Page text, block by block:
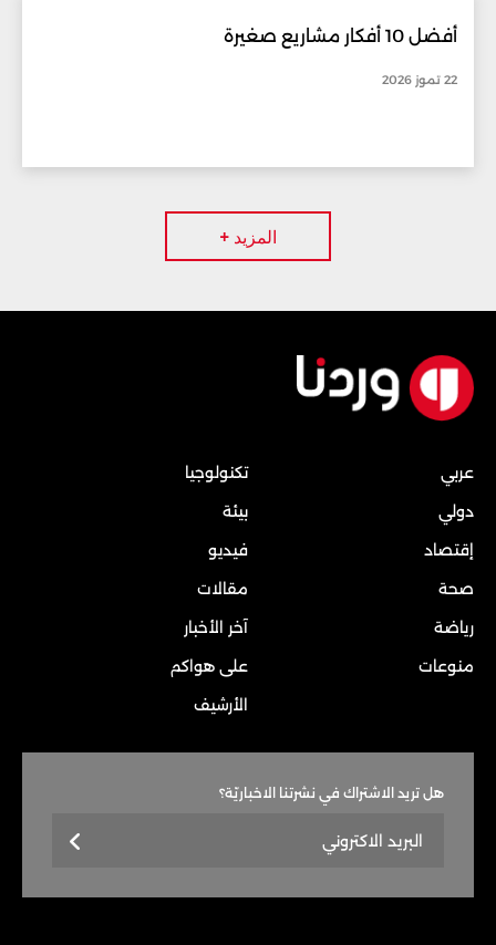
أفضل 10 أفكار مشاريع صغيرة
22 تموز 2026
المزيد +
عربي
دولي
إقتصاد
صحة
رياضة
منوعات
تكنولوجيا
بيئة
فيديو
مقالات
آخر الأخبار
على هواكم
الأرشيف
هل تريد الاشتراك في نشرتنا الاخباريّة؟